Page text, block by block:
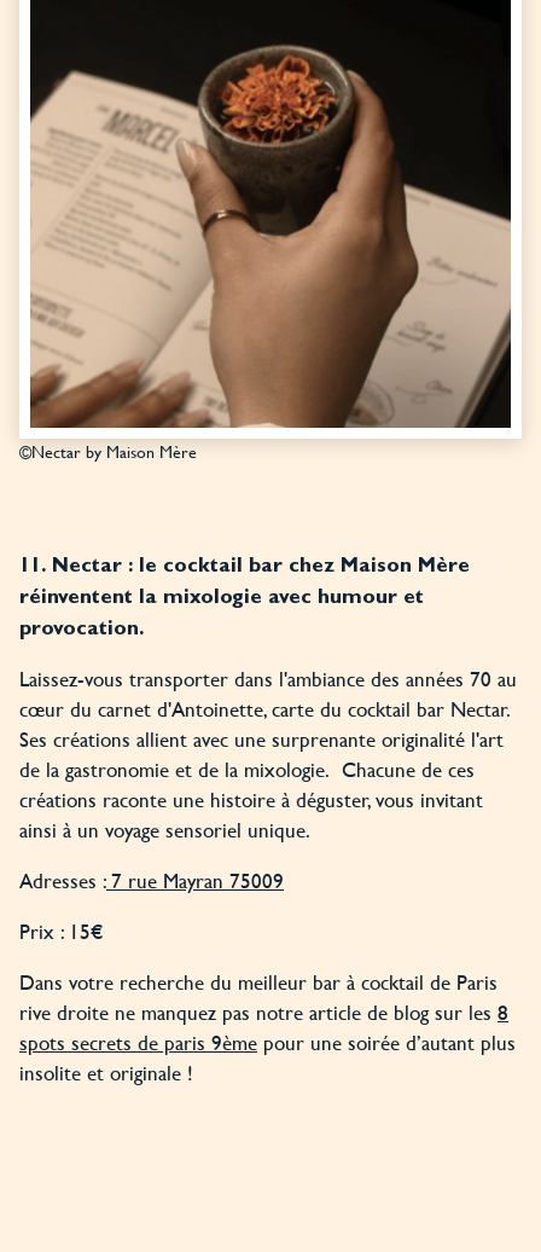
©Nectar by Maison Mère
11. Nectar : le cocktail bar chez Maison Mère
réinventent la mixologie avec humour et
provocation.
Laissez-vous transporter dans l'ambiance des années 70 au
cœur du carnet d'Antoinette, carte du cocktail bar Nectar.
Ses créations allient avec une surprenante originalité l'art
de la gastronomie et de la mixologie. Chacune de ces
créations raconte une histoire à déguster, vous invitant
ainsi à un voyage sensoriel unique.
Adresses :7 rue Mayran 75009
Prix : 15€
Dans votre recherche du meilleur bar à cocktail de Paris
rive droite ne manquez pas notre article de blog sur les 8
spots secrets de paris 9ème pour une soirée d’autant plus
insolite et originale !